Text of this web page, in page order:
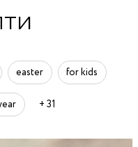
easter for kids
+ 31